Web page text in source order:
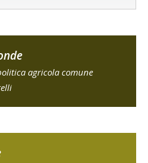
agricola comune